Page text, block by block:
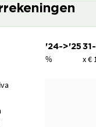
'24->'25
% x €